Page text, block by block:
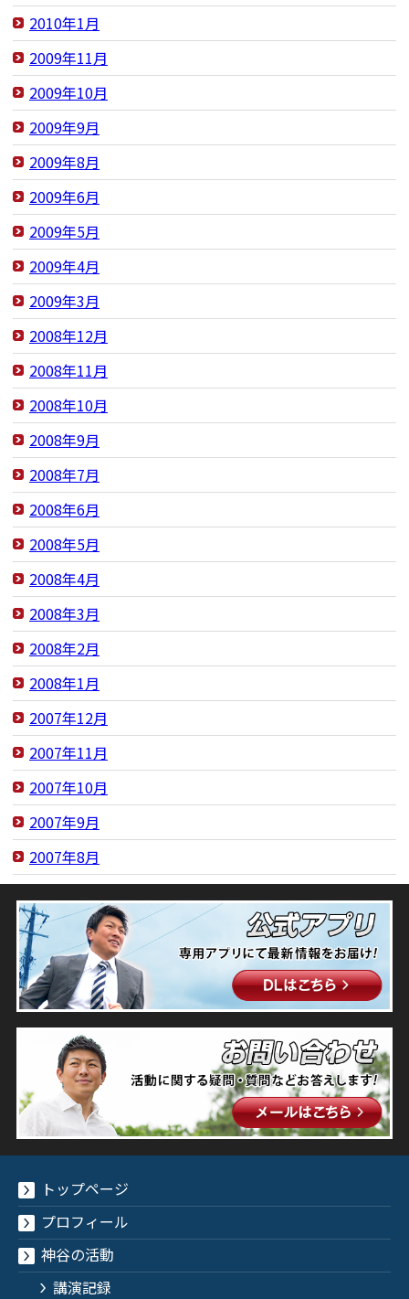
2010年1月
2009年11月
2009年10月
2009年9月
2009年8月
2009年6月
2009年5月
2009年4月
2009年3月
2008年12月
2008年11月
2008年10月
2008年9月
2008年7月
2008年6月
2008年5月
2008年4月
2008年3月
2008年2月
2008年1月
2007年12月
2007年11月
2007年10月
2007年9月
2007年8月
トップページ
プロフィール
神谷の活動
講演記録